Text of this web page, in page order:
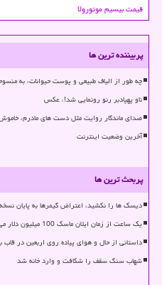
قیمت بیسیم موتورولا
پربیننده ترین ها
چه طور از الیاف طبیعی و پوست حیوانات، به
ناو پهپادبر رنو رونمایی شد!، عکس
صدای ماندگار روایت مثل دست های مادرم،
آخرین وضعیت اینترنت
پربحث ترین ها
دیسک ها را نکشید، اعتراض گیمرها به پایان نسخه
یک ساعت از زمان ایلان ماسک 100 میلیون دلار می ارزد؟
داستانی از حال و هوای پیاده روی اربعین در قاب
شهاب سنگ سقف را شکافت و وارد خانه شد